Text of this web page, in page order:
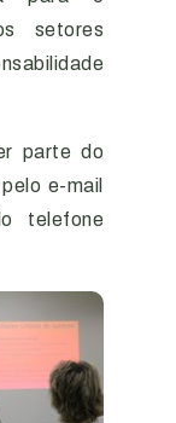
setores
parte do
e-mail
telefone